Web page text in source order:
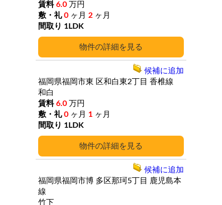
詳細
6.0 万円
0 ヶ月 2 ヶ月
1LDK
詳細
福岡県福岡市東 区和白東2丁目 香椎線
和白
6.0 万円
0 ヶ月 1 ヶ月
1LDK
候補に追加
福岡県福岡市博 多区那珂5丁目
鹿児島本
線
竹下
候補に追加